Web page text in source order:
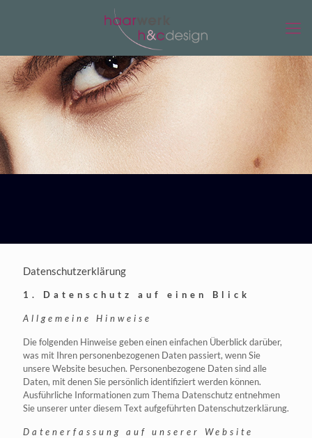
Datenschutzerklärung
1. Datenschutz auf einen Blick
Allgemeine Hinweise
Die folgenden Hinweise geben einen einfachen Überblick darüber,
was mit Ihren personenbezogenen Daten passiert, wenn Sie
unsere Website besuchen. Personenbezogene Daten sind alle
Daten, mit denen Sie persönlich identifiziert werden können.
Ausführliche Informationen zum Thema Datenschutz entnehmen
Sie unserer unter diesem Text aufgeführten Datenschutzerklärung.
Datenerfassung auf unserer Website